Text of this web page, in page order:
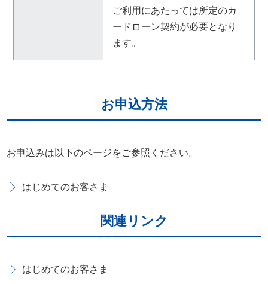
ご利用にあたっては所定のカ
ードローン契約が必要となり
ます。
お申込方法
お申込みは以下のページをご参照ください。
はじめてのお客さま
関連リンク
はじめてのお客さま